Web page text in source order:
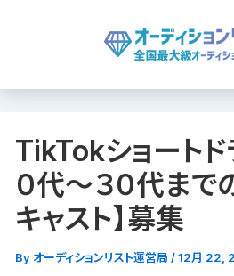
ス
TikTokショートド
０代〜３０代まで
キャスト】募集
By オーディションリスト運営局 /12月 22,